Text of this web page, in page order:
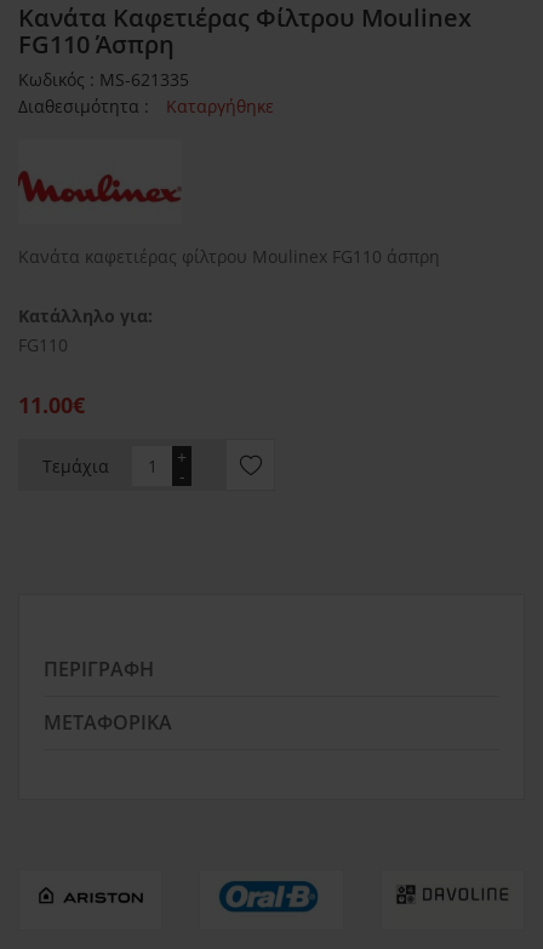
Κανάτα Καφετιέρας Φίλτρου Moulinex
FG110 Άσπρη
Κωδικός : MS-621335
Διαθεσιμότητα :
Καταργήθηκε
Κανάτα καφετιέρας φίλτρου Moulinex FG110 άσπρη
Κατάλληλο για:
FG110
11.00€
Τεμάχια -
+
ΠΕΡΙΓΡΑΦΉ
ΜΕΤΑΦΟΡΙΚΆ